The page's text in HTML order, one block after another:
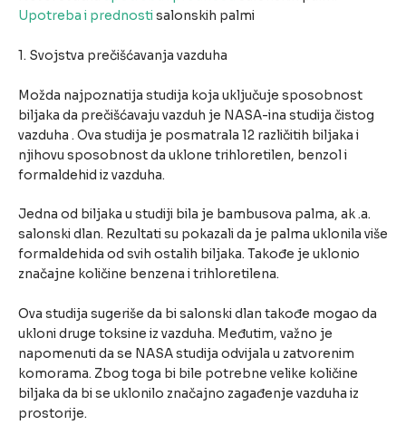
Upotreba i prednostisalonskih palmi
1. Svojstva prečišćavanja vazduha
Možda najpoznatija studija koja uključuje sposobnost
biljaka da prečišćavaju vazduh je NASA-ina studija čistog
vazduha . Ova studija je posmatrala 12 različitih biljaka i
njihovu sposobnost da uklone trihloretilen, benzol i
formaldehid iz vazduha.
Jedna od biljaka u studiji bila je bambusova palma, ak .a.
salonski dlan. Rezultati su pokazali da je palma uklonila više
formaldehida od svih ostalih biljaka. Takođe je uklonio
značajne količine benzena i trihloretilena.
Ova studija sugeriše da bi salonski dlan takođe mogao da
ukloni druge toksine iz vazduha. Međutim, važno je
napomenuti da se NASA studija odvijala u zatvorenim
komorama. Zbog toga bi bile potrebne velike količine
biljaka da bi se uklonilo značajno zagađenje vazduha iz
prostorije.